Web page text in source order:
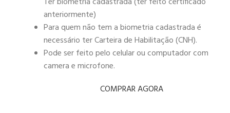
anteriormente)
Para quem não tem a biometria cadastrada é
necessário ter Carteira de Habilitação (CNH).
Pode ser feito pelo celular ou computador com
camera e microfone.
COMPRAR AGORA